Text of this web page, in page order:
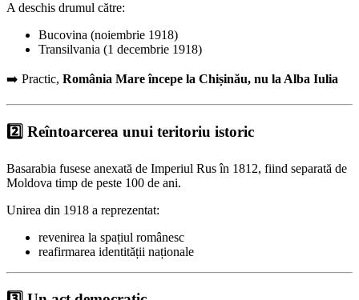
A deschis drumul către:
Bucovina (noiembrie 1918)
Transilvania (1 decembrie 1918)
➡️ Practic, România Mare începe la Chișinău, nu la Alba Iulia
2️⃣ Reîntoarcerea unui teritoriu istoric
Basarabia fusese anexată de Imperiul Rus în 1812, fiind separată de
Moldova timp de peste 100 de ani.
Unirea din 1918 a reprezentat:
revenirea la spațiul românesc
reafirmarea identității naționale